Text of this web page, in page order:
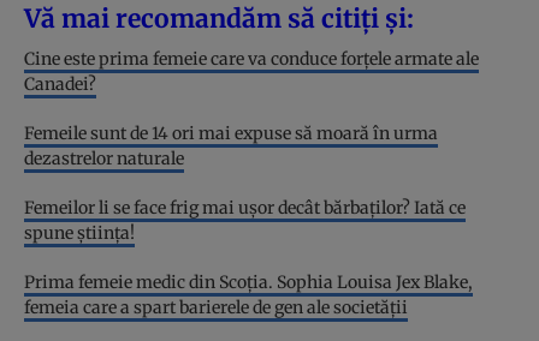
Vă mai recomandăm să citiți și:
Cine este prima femeie care va conduce forțele armate ale
Canadei?
Femeile sunt de 14 ori mai expuse să moară în urma
dezastrelor naturale
Femeilor li se face frig mai ușor decât bărbaților? Iată ce
spune știința!
Prima femeie medic din Scoția. Sophia Louisa Jex Blake,
femeia care a spart barierele de gen ale societății